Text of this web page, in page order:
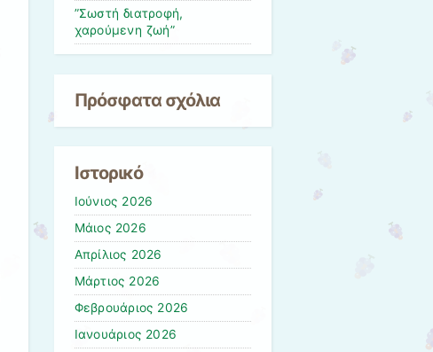
”Σωστή διατροφή,
χαρούμενη ζωή”
Πρόσφατα σχόλια
Ιστορικό
Ιούνιος 2026
Μάιος 2026
Απρίλιος 2026
Μάρτιος 2026
Φεβρουάριος 2026
Ιανουάριος 2026